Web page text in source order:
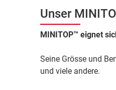
Unser
MINITOP™ eignet
Seine Grösse und
und viele andere.